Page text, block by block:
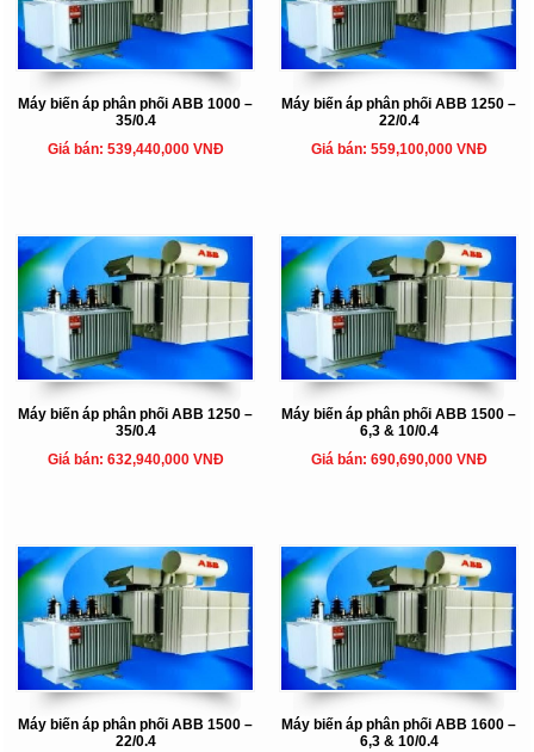
Máy biến áp phân phối ABB 1000 –
35/0.4
Giá bán: 539,440,000 VNĐ
Máy biến áp phân phối ABB 1250 –
22/0.4
Giá bán: 559,100,000 VNĐ
Máy biến áp phân phối ABB 1250 –
35/0.4
Giá bán: 632,940,000 VNĐ
Máy biến áp phân phối ABB 1500 –
6,3 & 10/0.4
Giá bán: 690,690,000 VNĐ
Máy biến áp phân phối ABB 1500 –
22/0.4
Máy biến áp phân phối ABB 1600 –
6,3 & 10/0.4